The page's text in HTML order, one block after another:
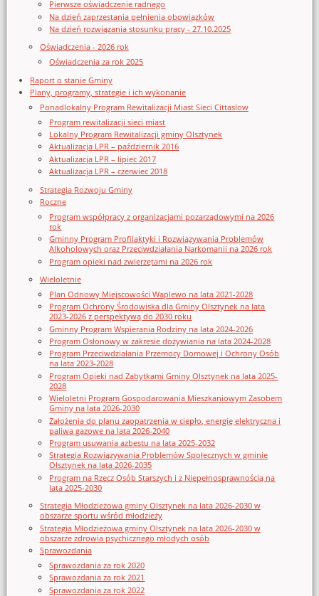
Pierwsze oświadczenie radnego
Na dzień zaprzestania pełnienia obowiązków
Na dzień rozwiązania stosunku pracy - 27.10.2025
Oświadczenia - 2026 rok
Oświadczenia za rok 2025
Raport o stanie Gminy
Plany, programy, strategie i ich wykonanie
Ponadlokalny Program Rewitalizacji Miast Sieci Cittaslow
Program rewitalizacji sieci miast
Lokalny Program Rewitalizacji gminy Olsztynek
Aktualizacja LPR – październik 2016
Aktualizacja LPR – lipiec 2017
Aktualizacja LPR – czerwiec 2018
Strategia Rozwoju Gminy
Roczne
Program współpracy z organizacjami pozarządowymi na 2026
rok
Gminny Program Profilaktyki i Rozwiązywania Problemów
Alkoholowych oraz Przeciwdziałania Narkomanii na 2026 rok
Program opieki nad zwierzętami na 2026 rok
Wieloletnie
Plan Odnowy Miejscowości Waplewo na lata 2021-2028
Program Ochrony Środowiska dla Gminy Olsztynek na lata
2023-2026 z perspektywą do 2030 roku
Gminny Program Wspierania Rodziny na lata 2024-2026
Program Osłonowy w zakresie dożywiania na lata 2024-2028
Program Przeciwdziałania Przemocy Domowej i Ochrony Osób
na lata 2023-2028
Program Opieki nad Zabytkami Gminy Olsztynek na lata 2025-
2028
Wieloletni Program Gospodarowania Mieszkaniowym Zasobem
Gminy na lata 2026-2030
Założenia do planu zaopatrzenia w ciepło, energię elektryczna i
paliwa gazowe na lata 2026-2040
Program usuwania azbestu na lata 2025-2032
Strategia Rozwiązywania Problemów Społecznych w gminie
Olsztynek na lata 2026-2035
Program na Rzecz Osób Starszych i z Niepełnosprawnością na
lata 2025-2030
Strategia Młodzieżowa gminy Olsztynek na lata 2026-2030 w
obszarze sportu wśród młodzieży
Strategia Młodzieżowa gminy Olsztynek na lata 2026-2030 w
obszarze zdrowia psychicznego młodych osób
Sprawozdania
Sprawozdania za rok 2020
Sprawozdania za rok 2021
Sprawozdania za rok 2022